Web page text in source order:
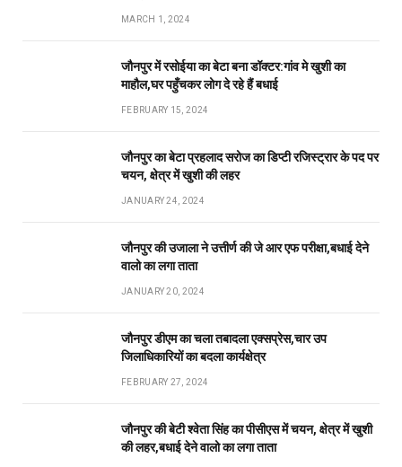
MARCH 1, 2024
जौनपुर में रसोईया का बेटा बना डॉक्टर:गांव मे खुशी का
माहौल,घर पहुँचकर लोग दे रहे हैं बधाई
FEBRUARY 15, 2024
जौनपुर का बेटा प्रहलाद सरोज का डिप्टी रजिस्ट्रार के पद पर
चयन, क्षेत्र में खुशी की लहर
JANUARY 24, 2024
जौनपुर की उजाला ने उत्तीर्ण की जे आर एफ परीक्षा,बधाई देने
वालो का लगा ताता
JANUARY 20, 2024
जौनपुर डीएम का चला तबादला एक्सप्रेस,चार उप
जिलाधिकारियों का बदला कार्यक्षेत्र
FEBRUARY 27, 2024
जौनपुर की बेटी श्वेता सिंह का पीसीएस में चयन, क्षेत्र में खुशी
की लहर,बधाई देने वालो का लगा ताता